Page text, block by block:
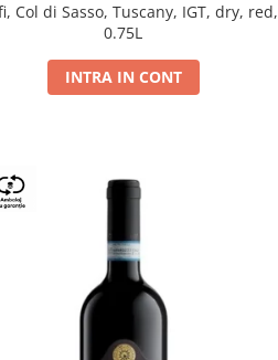
Col di Sasso, Tuscany, IGT, dry, red,
0.75L
INTRA IN CONT